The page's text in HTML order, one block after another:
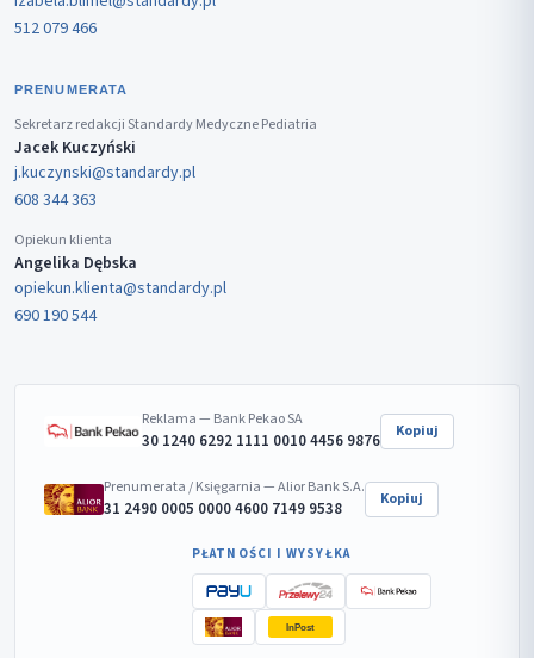
512 079 466
PRENUMERATA
Sekretarz redakcji Standardy Medyczne Pediatria
Jacek Kuczyński
j.kuczynski@standardy.pl
608 344 363
Opiekun klienta
Angelika Dębska
opiekun.klienta@standardy.pl
690 190 544
Reklama — Bank Pekao SA
30 1240 6292 1111 0010 4456 9876 Kopiuj
Prenumerata / Księgarnia — Alior Bank S.A.
31 2490 0005 0000 4600 7149 9538 Kopiuj
PŁATNOŚCI I WYSYŁKA
InPost